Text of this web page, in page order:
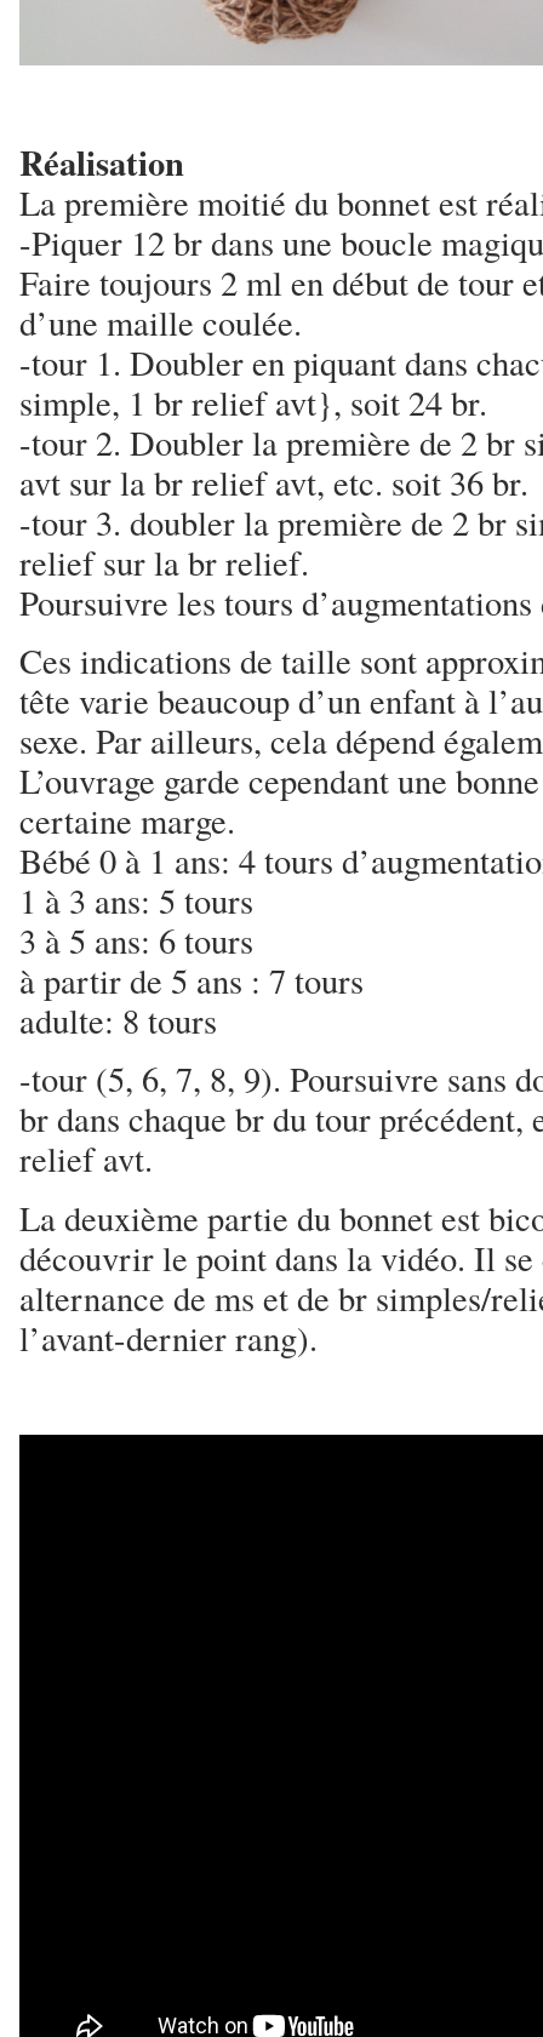
Réalisation
La première moitié du bonnet est
-Piquer 12 br dans une boucle
Faire toujours 2 ml en début de tour
d’une maille coulée.
-tour 1. Doubler en piquant dans
simple, 1 br relief avt}, soit 24 br.
-tour 2. Doubler la première de 2 br
avt sur la br relief avt, etc. soit 36 br.
-tour 3. doubler la première de 2 br
relief sur la br relief.
Poursuivre les tours
Ces indications de taille sont
tête varie beaucoup d’un enfant à
sexe. Par ailleurs, cela dépend
L’ouvrage garde cependant une
certaine marge.
Bébé 0 à 1 ans: 4 tours
1 à 3 ans: 5 tours
3 à 5 ans: 6 tours
à partir de 5 ans : 7 tours
adulte: 8 tours
-tour (5, 6, 7, 8, 9). Poursuivre sans
br dans chaque br du tour précédent,
relief avt.
La deuxième partie du bonnet est
découvrir le point dans la vidéo. Il se
alternance de ms et de br simples/
l’avant-dernier rang).